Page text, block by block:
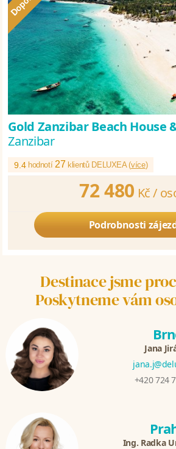
Gold Zanzibar Beach House
Zanzibar
9.4 hodnotí27 klientů DELUXEA (více)
72 480 Kč /
Podrobnosti
Destinace jsme
Poskytneme vám
Jana
+420 724
Ing. Radka